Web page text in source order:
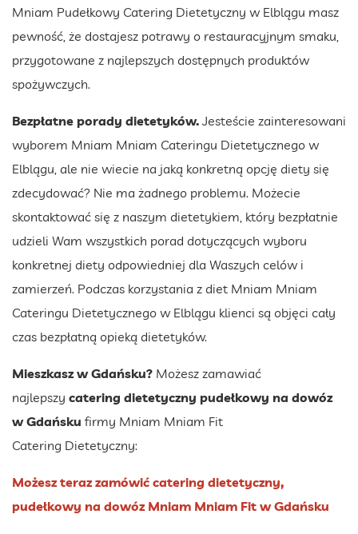
Mniam Pudełkowy Catering Dietetyczny w Elblągu masz
pewność, że dostajesz potrawy o restauracyjnym smaku,
przygotowane z najlepszych dostępnych produktów
spożywczych.
Bezpłatne porady dietetyków. Jesteście zainteresowani
wyborem Mniam Mniam Cateringu Dietetycznego w
Elblągu, ale nie wiecie na jaką konkretną opcję diety się
zdecydować? Nie ma żadnego problemu. Możecie
skontaktować się z naszym dietetykiem, który bezpłatnie
udzieli Wam wszystkich porad dotyczących wyboru
konkretnej diety odpowiedniej dla Waszych celów i
zamierzeń. Podczas korzystania z diet Mniam Mniam
Cateringu Dietetycznego w Elblągu klienci są objęci cały
czas bezpłatną opieką dietetyków.
Mieszkasz w Gdańsku? Możesz zamawiać
najlepszy catering dietetyczny pudełkowy na dowóz
w Gdańsku firmy Mniam Mniam Fit
Catering Dietetyczny:
Możesz teraz zamówić catering dietetyczny,
pudełkowy na dowóz Mniam Mniam Fit w Gdańsku